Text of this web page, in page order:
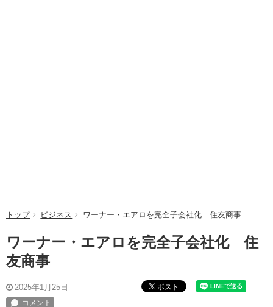
トップ ビジネス ワーナー・エアロを完全子会社化 住友商事
ワーナー・エアロを完全子会社化 住
友商事
2025年1月25日 ポスト